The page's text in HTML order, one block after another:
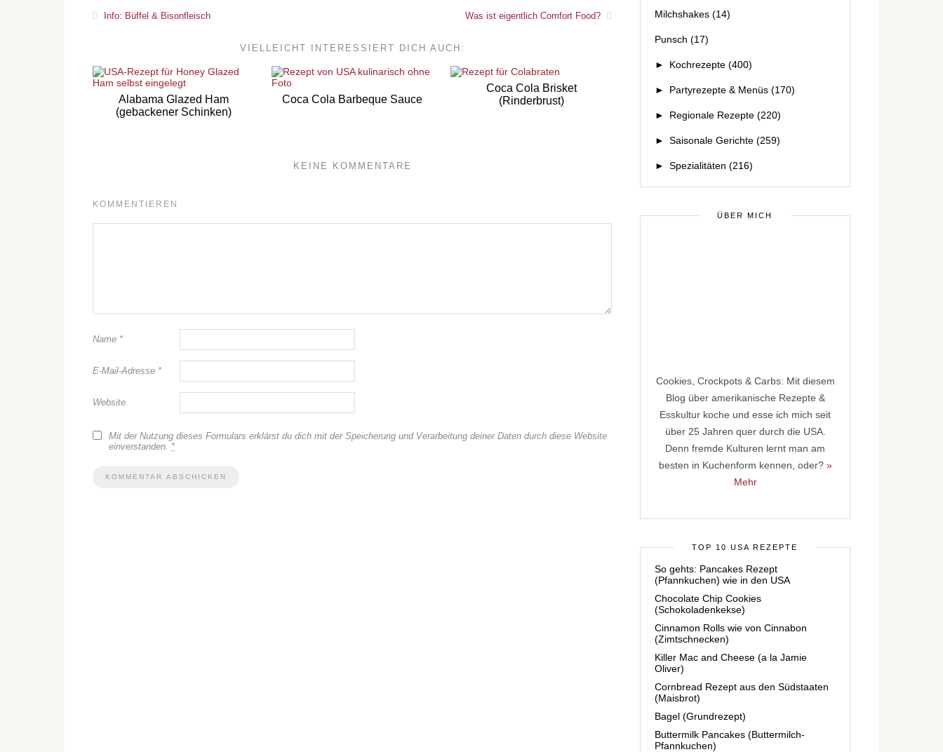
Info: Büffel & Bisonfleisch Was ist eigentlich Comfort Food?
VIELLEICHT INTERESSIERT DICH AUCH:
Alabama Glazed Ham
(gebackener Schinken)
Coca Cola Barbeque Sauce
Coca Cola Brisket
(Rinderbrust)
KEINE KOMMENTARE
KOMMENTIEREN
Name *
E-Mail-Adresse *
Website
Mit der Nutzung dieses Formulars erklärst du dich mit der Speicherung und Verarbeitung deiner Daten durch diese Website
einverstanden. *
Milchshakes (14)
Punsch (17)
► Kochrezepte (400)
► Partyrezepte & Menüs (170)
► Regionale Rezepte (220)
► Saisonale Gerichte (259)
► Spezialitäten (216)
ÜBER MICH
Cookies, Crockpots & Carbs: Mit diesem
Blog über amerikanische Rezepte &
Esskultur koche und esse ich mich seit
über 25 Jahren quer durch die USA.
Denn fremde Kulturen lernt man am
besten in Kuchenform kennen, oder? »
Mehr
TOP 10 USA REZEPTE
So gehts: Pancakes Rezept
(Pfannkuchen) wie in den USA
Chocolate Chip Cookies
(Schokoladenkekse)
Cinnamon Rolls wie von Cinnabon
(Zimtschnecken)
Killer Mac and Cheese (a la Jamie
Oliver)
Cornbread Rezept aus den Südstaaten
(Maisbrot)
Bagel (Grundrezept)
Buttermilk Pancakes (Buttermilch-
Pfannkuchen)